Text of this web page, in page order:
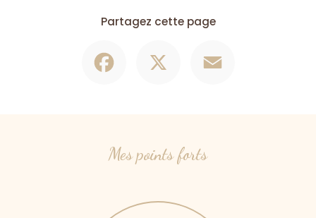
Partagez cette page
Mes points forts